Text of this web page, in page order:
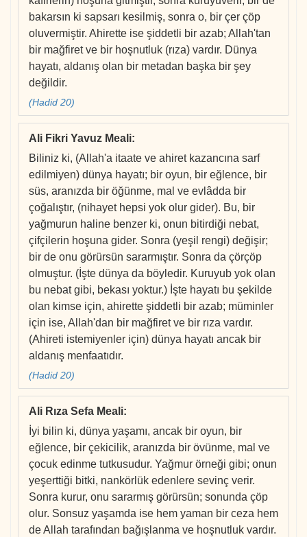
bakarsın ki sapsarı kesilmiş, sonra o, bir çer çöp
oluvermiştir. Ahirette ise şiddetli bir azab; Allah'tan
bir mağfiret ve bir hoşnutluk (rıza) vardır. Dünya
hayatı, aldanış olan bir metadan başka bir şey
değildir.
(Hadid 20)
Ali Fikri Yavuz Meali:
Biliniz ki, (Allah'a itaate ve ahiret kazancına sarf
edilmiyen) dünya hayatı; bir oyun, bir eğlence, bir
süs, aranızda bir öğünme, mal ve evlâdda bir
çoğalıştır, (nihayet hepsi yok olur gider). Bu, bir
yağmurun haline benzer ki, onun bitirdiği nebat,
çifçilerin hoşuna gider. Sonra (yeşil rengi) değişir;
bir de onu görürsün sararmıştır. Sonra da çörçöp
olmuştur. (İşte dünya da böyledir. Kuruyub yok olan
bu nebat gibi, bekası yoktur.) İşte hayatı bu şekilde
olan kimse için, ahirette şiddetli bir azab; müminler
için ise, Allah'dan bir mağfiret ve bir rıza vardır.
(Ahireti istemiyenler için) dünya hayatı ancak bir
aldanış menfaatıdır.
(Hadid 20)
Ali Rıza Sefa Meali:
İyi bilin ki, dünya yaşamı, ancak bir oyun, bir
eğlence, bir çekicilik, aranızda bir övünme, mal ve
çocuk edinme tutkusudur. Yağmur örneği gibi; onun
yeşerttiği bitki, nankörlük edenlere sevinç verir.
Sonra kurur, onu sararmış görürsün; sonunda çöp
olur. Sonsuz yaşamda ise hem yaman bir ceza hem
de Allah tarafından bağışlanma ve hoşnutluk vardır.